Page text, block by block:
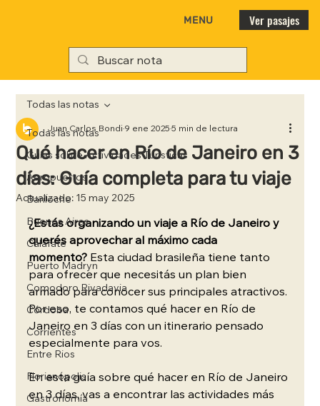
MENU Ver pasajes
Todas las notas
Guías sobre Actividades Turísticas
Aeropuertos
Bariloche
Buenos Aires
Calafate
Puerto Madryn
Comodoro Rivadavia
Córdoba
Corrientes
Entre Rios
Florianópolis
Gastronomía
Todas las notas
Qué hacer en Río de Janeiro en 3
días: Guía completa para tu viaje
Juan Carlos Bondi 9 ene 20255 min de lectura
Actualizado: 15 may 2025
¿Estás organizando un viaje a Río de Janeiro y
querés aprovechar al máximo cada
momento? Esta ciudad brasileña tiene tanto
para ofrecer que necesitás un plan bien
armado para conocer sus principales atractivos.
Por eso, te contamos qué hacer en Río de
Janeiro en 3 días con un itinerario pensado
especialmente para vos.
En esta guía sobre qué hacer en Río de Janeiro
en 3 días, vas a encontrar las actividades más